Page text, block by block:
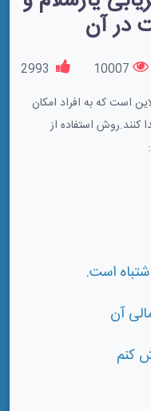
در آن
10007
است که به افراد امکان
استفاده از
است.
آن
کنم